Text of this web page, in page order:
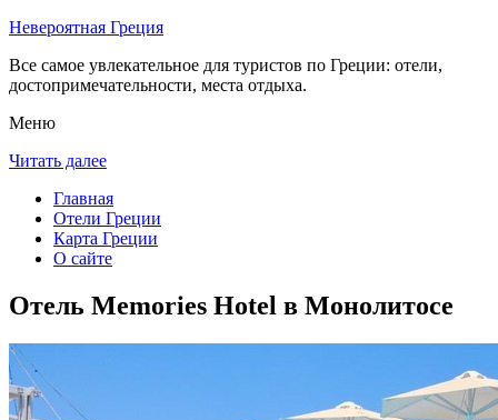
Невероятная Греция
Все самое увлекательное для туристов по Греции: отели,
достопримечательности, места отдыха.
Меню
Читать далее
Главная
Отели Греции
Карта Греции
О сайте
Отель Memories Hotel в Монолитосе